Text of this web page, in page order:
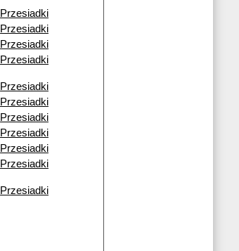
Przesiadki
Przesiadki
Przesiadki
Przesiadki
Przesiadki
Przesiadki
Przesiadki
Przesiadki
Przesiadki
Przesiadki
Przesiadki